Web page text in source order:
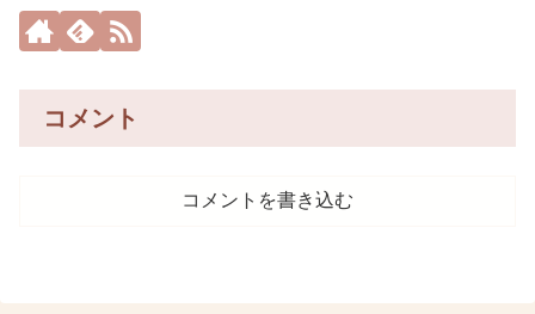
コメント
コメントを書き込む